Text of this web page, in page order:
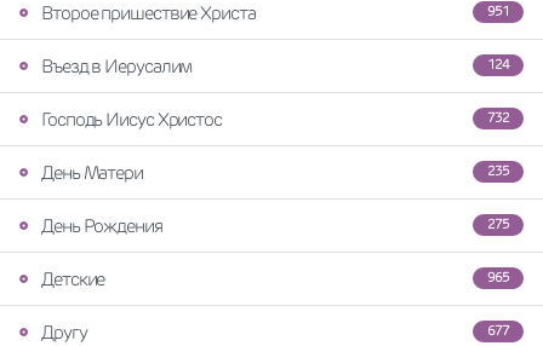
951
Второе пришествие Христа
124
Въезд в Иерусалим
732
Господь Иисус Христос
235
День Матери
275
День Рождения
965
Детские
677
Другу